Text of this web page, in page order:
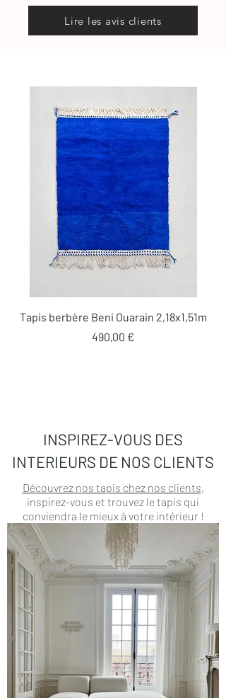
Lire les avis clients
Tapis berbère Beni Ouarain 2,18x1,51m
Prix
490,00 €
INSPIREZ-VOUS DES
INTERIEURS DE NOS CLIENTS
Découvrez nos tapis chez nos clients,
inspirez-vous et trouvez le tapis qui
conviendra le mieux à votre intérieur !